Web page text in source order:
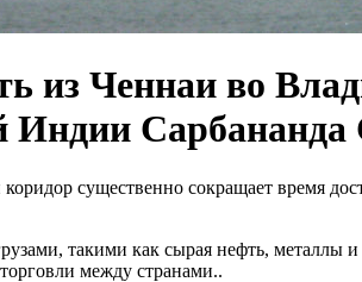
из Ченнаи во
Индии Сарбананда
существенно сокращает время
такими как сырая нефть, металлы
между странами..